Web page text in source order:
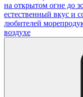
на открытом огне до
естественный вкус и
любителей
воздухе